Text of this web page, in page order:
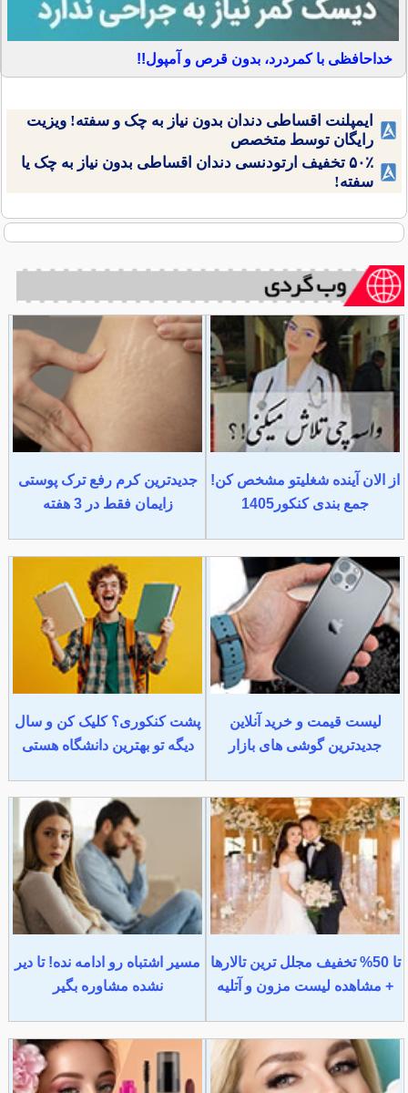
خداحافظی با کمردرد، بدون قرص و آمپول!!
ایمپلنت اقساطی دندان بدون نیاز به چک و سفته! ویزیت
رایگان توسط متخصص
۵۰٪ تخفیف ارتودنسی دندان اقساطی بدون نیاز به چک یا
سفته!
از الان آینده شغلیتو مشخص کن!
جمع بندی کنکور1405
جدیدترین کرم رفع ترک پوستی
زایمان فقط در 3 هفته
لیست قیمت و خرید آنلاین
جدیدترین گوشی های بازار
پشت کنکوری؟ کلیک کن و سال
دیگه تو بهترین دانشگاه هستی
تا 50% تخفیف مجلل ترین تالارها
+ مشاهده لیست مزون و آتلیه
مسیر اشتباه رو ادامه نده! تا دیر
نشده مشاوره بگیر